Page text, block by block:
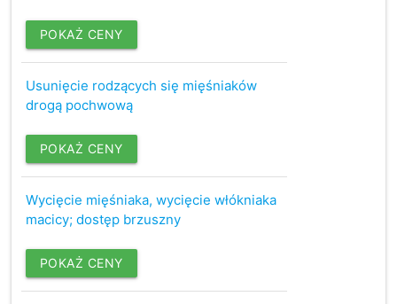
POKAŻ CENY
Usunięcie rodzących się mięśniaków
drogą pochwową
POKAŻ CENY
Wycięcie mięśniaka, wycięcie włókniaka
macicy; dostęp brzuszny
POKAŻ CENY